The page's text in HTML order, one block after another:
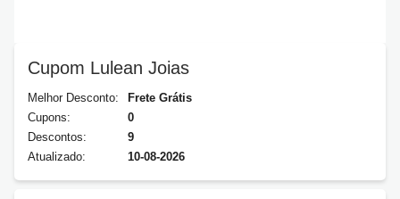
Cupom Lulean Joias
Melhor Desconto:
Frete Grátis
Cupons:
0
Descontos:
9
Atualizado:
10-08-2026